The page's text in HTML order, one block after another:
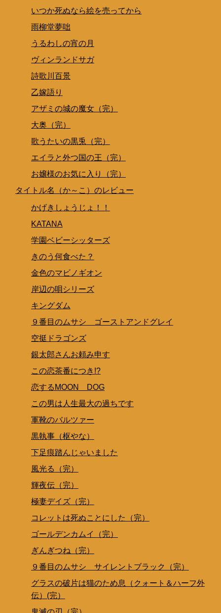
いつか死ぬなら絵を売ってから
雨柳堂夢咄
うるわしの宵の月
ヴィンランドサガ
詩歌川百景
乙嫁語り
アザミの城の魔女（完）
大奥（完）
歌うたいの黒兎（完）
エイラと外つ国の王（完）
お嬢様のお気に入り（完）
タイトル名（か～こ）のレビュー
かげきしょうじょ！！
KATANA
学園ベビーシッターズ
きのう何食べた？
金色のマビノギオン
岸辺の唄シリーズ
キングダム
９番目のムサシ ゴーストアンドグレイ
空挺ドラゴンズ
銀太郎さんお頼み申す
この恋茶番につき!?
恋するMOON DOG
この男は人生最大の過ちです
軍靴のバルツァー
黒執事（枢やな）
下足痕踏んじゃいました
風光る（完）
輝夜伝（完）
極妻デイズ（完）
コレットは死ぬことにした（完）
ゴールデンカムイ（完）
ぎんぎつね（完）
９番目のムサシ サイレントブラック（完）
グラスの破片は猫のため息（クォート＆ハーフ外
伝）(完）